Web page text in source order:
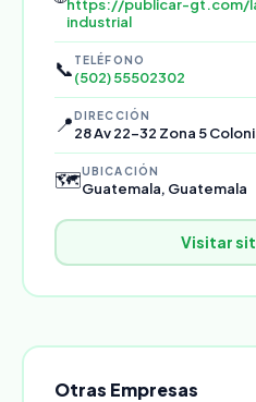
https://publicar-gt.com/
industrial
📞 TELÉFONO
(502) 55502302
📍DIRECCIÓN
28 Av 22-32 Zona 5
🗺️UBICACIÓN
Guatemala, Guatemala
Visitar
Otras Empresas